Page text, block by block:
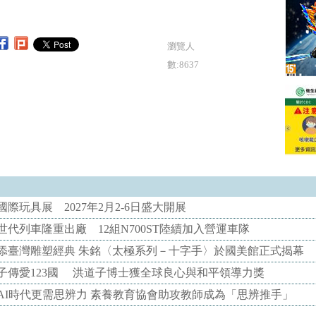
瀏覽人
數:8637
際玩具展 2027年2月2-6日盛大開展
代列車隆重出廠 12組N700ST陸續加入營運車隊
臺灣雕塑經典 朱銘〈太極系列－十字手〉於國美館正式揭幕
傳愛123國 洪道子博士獲全球良心與和平領導力獎
時代更需思辨力 素養教育協會助攻教師成為「思辨推手」